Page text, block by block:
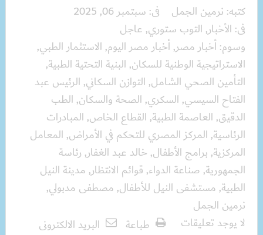
كتبه: نرمين الجمل فى: سبتمبر 06, 2025
فى: الأخبار, التوب ستوري, عاجل
وسوم:أخبار مصر,أخبار مصر اليوم, الاستثمار الطبي,
الاستراتيجية الوطنية للسكان, البنية التحتية الطبية,
التأمين الصحي الشامل, التوازن السكاني, الرئيس عبد
الفتاح السيسي, السكري, الصحة والسكان, الطب
الدقيق, العاصمة الطبية, القطاع الخاص, المبادرات
الرئاسية, المركز المصري للتحكم في الأمراض, المعامل
المركزية, برامج الأطفال, خالد عبد الغفار, رئاسة
الجمهورية, صناعة الدواء, قوائم الانتظار, مدينة النيل
الطبية, مستشفى النيل للأطفال, مصطفى مدبولي,
نرمين الجمل
لا يوجد تعليقات
طباعة البريد الالكترونى